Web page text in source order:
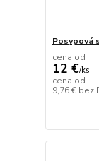
Posypová
cena od
12 €/ks
cena od
9,76 € bez